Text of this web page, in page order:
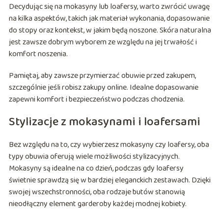
Decydując się na mokasyny lub loafersy, warto zwrócić uwagę
na kilka aspektów, takich jak materiał wykonania, dopasowanie
do stopy oraz kontekst, w jakim będą noszone. Skóra naturalna
jest zawsze dobrym wyborem ze względu na jej trwałość i
komfort noszenia.
Pamiętaj, aby zawsze przymierzać obuwie przed zakupem,
szczególnie jeśli robisz zakupy online. Idealne dopasowanie
zapewni komfort i bezpieczeństwo podczas chodzenia.
Stylizacje z mokasynami i loafersami
Bez względu na to, czy wybierzesz mokasyny czy loafersy, oba
typy obuwia oferują wiele możliwości stylizacyjnych.
Mokasyny są idealne na co dzień, podczas gdy loafersy
świetnie sprawdzą się w bardziej eleganckich zestawach. Dzięki
swojej wszechstronności, oba rodzaje butów stanowią
nieodłączny element garderoby każdej modnej kobiety.